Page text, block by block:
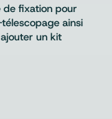
de fixation pour
ainsi
un kit